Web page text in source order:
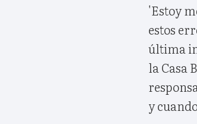
'Estoy
estos
última
la Casa
y